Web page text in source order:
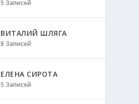
5 Записей
ВИТАЛИЙ ШЛЯГА
8 Записей
ЕЛЕНА СИРОТА
5 Записей